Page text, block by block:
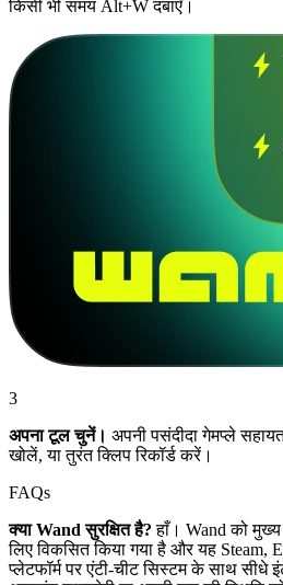
किसी भी समय Alt+W दबाएँ।
3
अपना टूल चुनें। अपनी पसंदीदा गेमप्ले
खोलें, या तुरंत क्लिप रिकॉर्ड करें।
FAQs
क्या Wand सुरक्षित है? हाँ। Wand को
लिए विकसित किया गया है और यह
प्लेटफॉर्म पर एंटी-चीट सिस्टम के साथ सीधे